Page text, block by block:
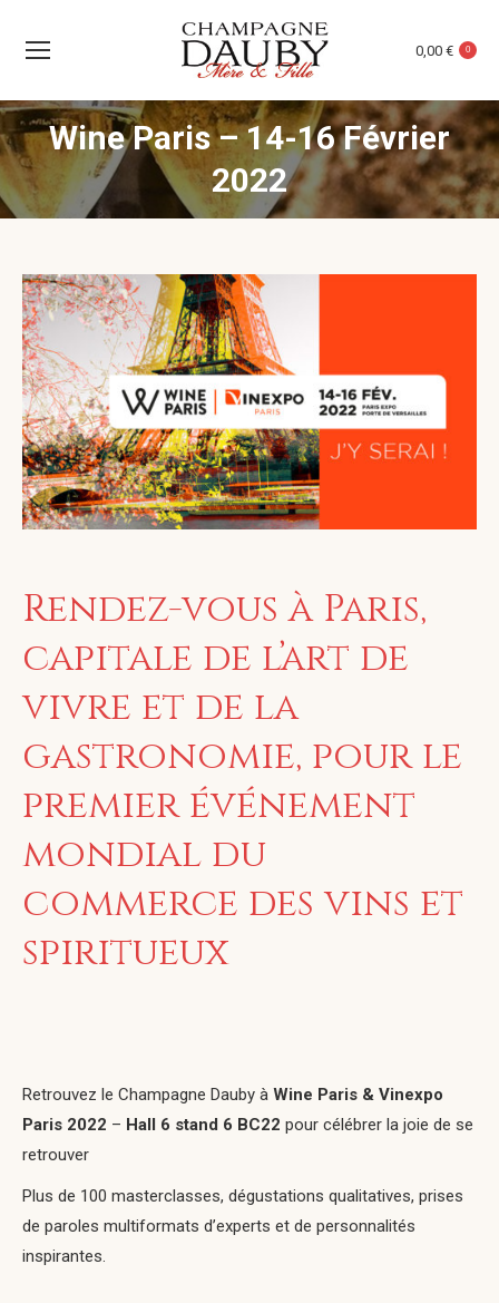
0,00€ 0
Wine Paris – 14-16 Février
2022
Rendez-vous à Paris,
capitale de l’art de
vivre et de la
gastronomie, pour le
premier événement
mondial du
commerce des vins et
spiritueux
Retrouvez le Champagne Dauby à Wine Paris & Vinexpo
Paris 2022 – Hall 6 stand 6 BC22 pour célébrer la joie de se
retrouver
Plus de 100 masterclasses, dégustations qualitatives, prises
de paroles multiformats d’experts et de personnalités
inspirantes.